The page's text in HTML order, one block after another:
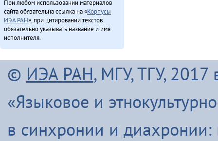
При любом использовании материалов
сайта обязательна ссылка на «Корпусы
ИЭА РАН», при цитировании текстов
обязательно указывать название и имя
исполнителя.
© ИЭА РАН, МГУ, ТГУ, 2017
«Языковое и
в синхронии и диахронии: